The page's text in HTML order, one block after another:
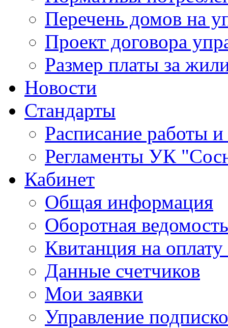
Перечень домов на
Проект договора
Размер платы за
Новости
Стандарты
Расписание работы
Регламенты УК
Кабинет
Общая информация
Оборотная ведомость
Квитанция на
Данные счетчиков
Мои заявки
Управление